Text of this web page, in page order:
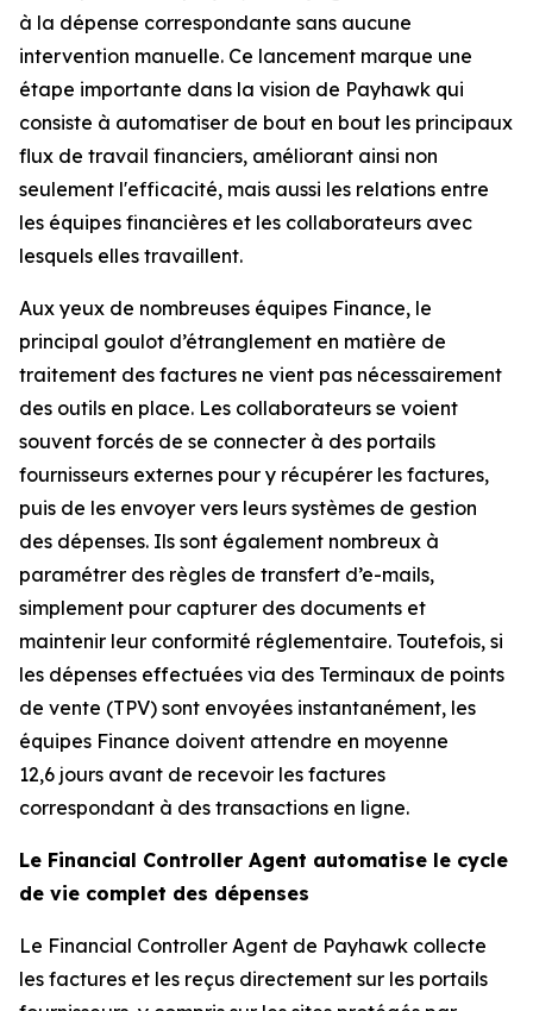
à la dépense correspondante sans aucune
intervention manuelle. Ce lancement marque une
étape importante dans la vision de Payhawk qui
consiste à automatiser de bout en bout les principaux
flux de travail financiers, améliorant ainsi non
seulement l'efficacité, mais aussi les relations entre
les équipes financières et les collaborateurs avec
lesquels elles travaillent.
Aux yeux de nombreuses équipes Finance, le
principal goulot d’étranglement en matière de
traitement des factures ne vient pas nécessairement
des outils en place. Les collaborateurs se voient
souvent forcés de se connecter à des portails
fournisseurs externes pour y récupérer les factures,
puis de les envoyer vers leurs systèmes de gestion
des dépenses. Ils sont également nombreux à
paramétrer des règles de transfert d’e-mails,
simplement pour capturer des documents et
maintenir leur conformité réglementaire. Toutefois, si
les dépenses effectuées via des Terminaux de points
de vente (TPV) sont envoyées instantanément, les
équipes Finance doivent attendre en moyenne
12,6 jours avant de recevoir les factures
correspondant à des transactions en ligne.
Le Financial Controller Agent automatise le cycle
de vie complet des dépenses
Le Financial Controller Agent de Payhawk collecte
les factures et les reçus directement sur les portails